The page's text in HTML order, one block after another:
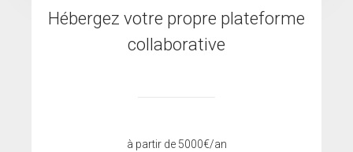
Hébergez votre propre plateforme
collaborative
à partir de 5000€/an